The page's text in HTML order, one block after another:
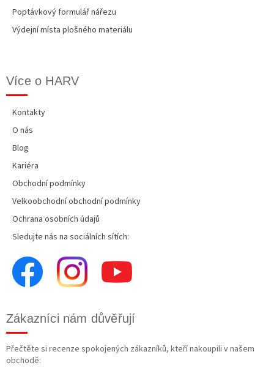
Poptávkový formulář nářezu
Výdejní místa plošného materiálu
Více o HARV
Kontakty
O nás
Blog
Kariéra
Obchodní podmínky
Velkoobchodní obchodní podmínky
Ochrana osobních údajů
Sledujte nás na sociálních sítích:
Zákazníci nám důvěřují
Přečtěte si recenze spokojených zákazníků, kteří nakoupili v našem
obchodě: